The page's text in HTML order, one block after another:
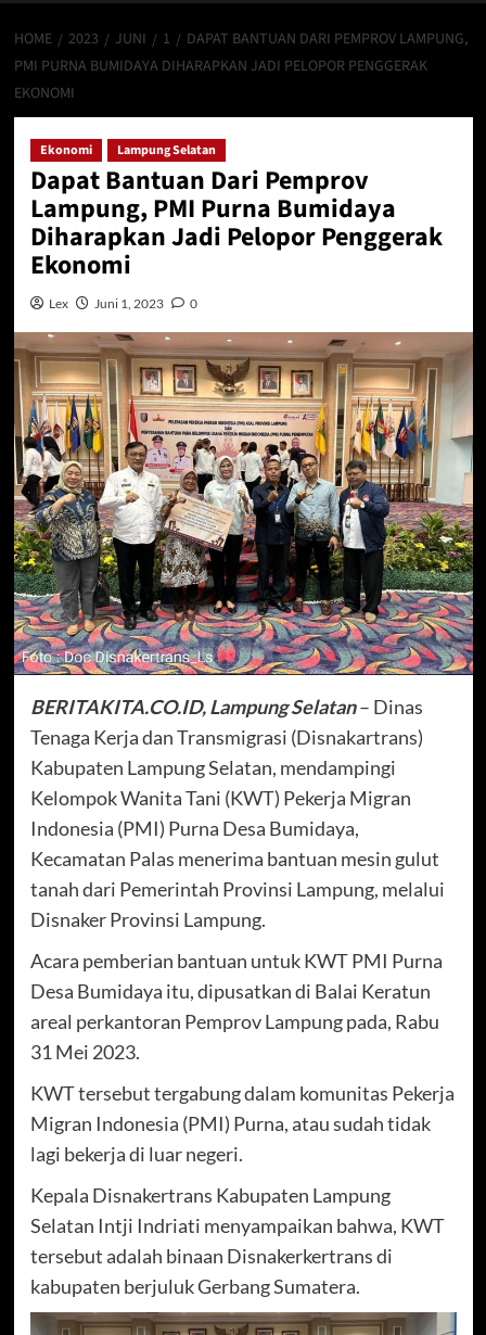
HOME 2023 JUNI 1
DAPAT BANTUAN DARI PEMPROV LAMPUNG,
PMI PURNA BUMIDAYA DIHARAPKAN JADI PELOPOR PENGGERAK
EKONOMI
Ekonomi Lampung Selatan
Dapat Bantuan Dari Pemprov
Lampung, PMI Purna Bumidaya
Diharapkan Jadi Pelopor Penggerak
Ekonomi
Lex Juni 1, 2023 0
BERITAKITA.CO.ID, Lampung Selatan– Dinas
Tenaga Kerja dan Transmigrasi (Disnakartrans)
Kabupaten Lampung Selatan, mendampingi
Kelompok Wanita Tani (KWT) Pekerja Migran
Indonesia (PMI) Purna Desa Bumidaya,
Kecamatan Palas menerima bantuan mesin gulut
tanah dari Pemerintah Provinsi Lampung, melalui
Disnaker Provinsi Lampung.
Acara pemberian bantuan untuk KWT PMI Purna
Desa Bumidaya itu, dipusatkan di Balai Keratun
areal perkantoran Pemprov Lampung pada, Rabu
31 Mei 2023.
KWT tersebut tergabung dalam komunitas Pekerja
Migran Indonesia (PMI) Purna, atau sudah tidak
lagi bekerja di luar negeri.
Kepala Disnakertrans Kabupaten Lampung
Selatan Intji Indriati menyampaikan bahwa, KWT
tersebut adalah binaan Disnakerkertrans di
kabupaten berjuluk Gerbang Sumatera.